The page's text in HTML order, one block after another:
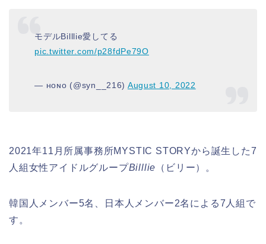
モデルBilllie愛してる
pic.twitter.com/p28fdPe79O
— ʜᴏɴᴏ (@syn__216) August 10, 2022
2021年11月所属事務所MYSTIC STORYから誕生した7
人組女性アイドルグループBilllie （ビリー）。
韓国人メンバー5名、日本人メンバー2名による7人組で
す。